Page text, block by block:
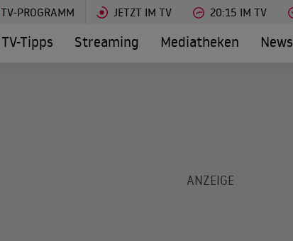
TV-PROGRAMM JETZT IM TV 20:15 IM TV
TV-Tipps Streaming Mediatheken News